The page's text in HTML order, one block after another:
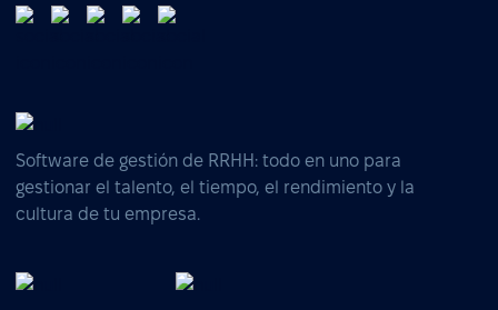
Software de gestión de RRHH: todo en uno para
gestionar el talento, el tiempo, el rendimiento y la
cultura de tu empresa.